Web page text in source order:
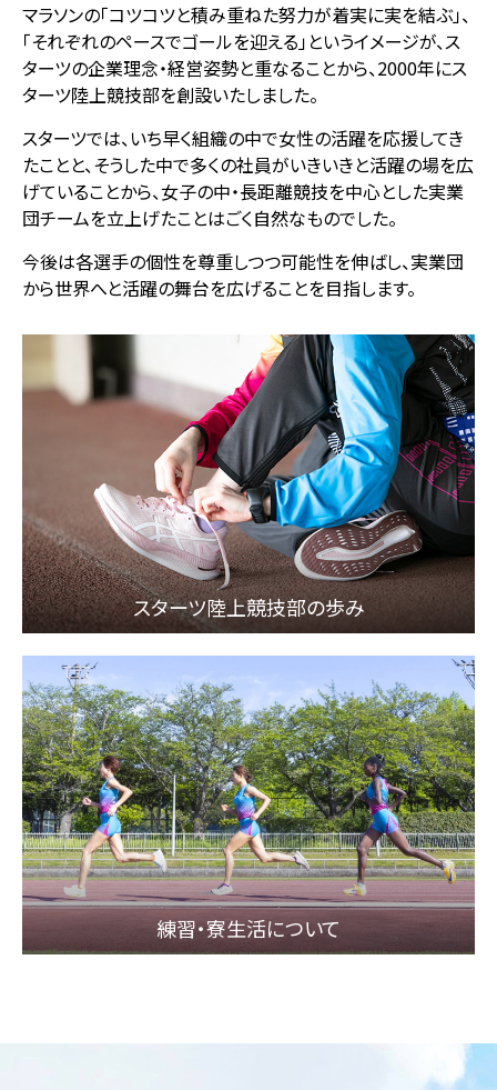
マラソンの「コツコツと積み重ねた努力が着実に実を結ぶ」、
「それぞれのペースでゴールを迎える」というイメージが、ス
ターツの企業理念・経営姿勢と重なることから、2000年にス
ターツ陸上競技部を創設いたしました。
スターツでは、いち早く組織の中で女性の活躍を応援してき
たことと、そうした中で多くの社員がいきいきと活躍の場を広
げていることから、女子の中・長距離競技を中心とした実業
団チームを立上げたことはごく自然なものでした。
今後は各選手の個性を尊重しつつ可能性を伸ばし、実業団
から世界へと活躍の舞台を広げることを目指します。
スターツ陸上競技部の歩み
練習・寮⽣活について